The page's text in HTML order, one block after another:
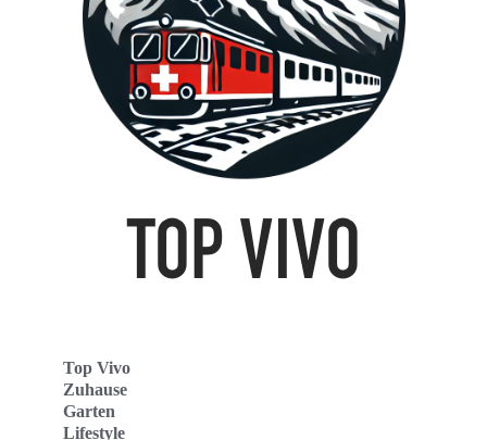
Top Vivo
Zuhause
Garten
Lifestyle